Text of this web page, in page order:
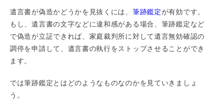
遺言書が偽造かどうかを見抜くには、 筆跡鑑定が有効です。
もし、遺言書の文字などに違和感がある場合、筆跡鑑定など
で偽造が立証できれば、家庭裁判所に対して遺言無効確認の
調停を申請して、遺言書の執行をストップさせることができ
ます。
では筆跡鑑定とはどのようなものなのかを見ていきましょ
う。